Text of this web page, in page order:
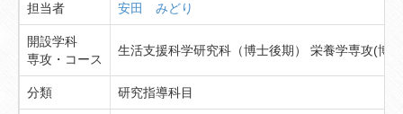
担当者 安田 みどり
開設学科
専攻・コース
生活支援科学研究科（博士後期） 栄養学専攻(博
分類 研究指導科目